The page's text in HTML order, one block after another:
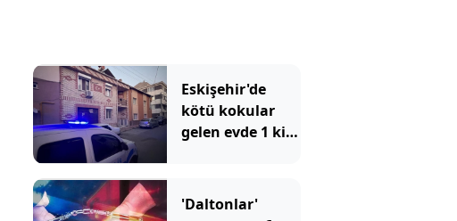
Eskişehir'de
kötü kokular
gelen evde 1 kişi
'Daltonlar'